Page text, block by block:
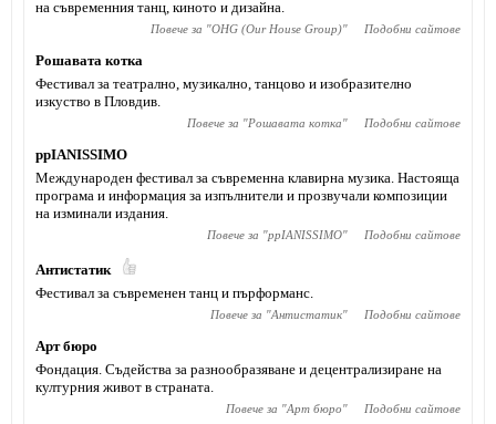
на съвременния танц, киното и дизайна.
Повече за "OHG (Our House Group)" Подобни сайтове
Рошавата котка
Фестивал за театрално, музикално, танцово и изобразително
изкуство в Пловдив.
Повече за "Рошавата котка" Подобни сайтове
ppIANISSIMO
Mеждународен фестивал за съвременна клавирна музика. Настояща
програма и информация за изпълнители и прозвучали композиции
на изминали издания.
Повече за "ppIANISSIMO" Подобни сайтове
Антистатик
Фестивал за съвременен танц и пърформанс.
Повече за "Антистатик" Подобни сайтове
Арт бюро
Фондация. Съдейства за разнообразяване и децентрализиране на
културния живот в страната.
Повече за "Арт бюро" Подобни сайтове